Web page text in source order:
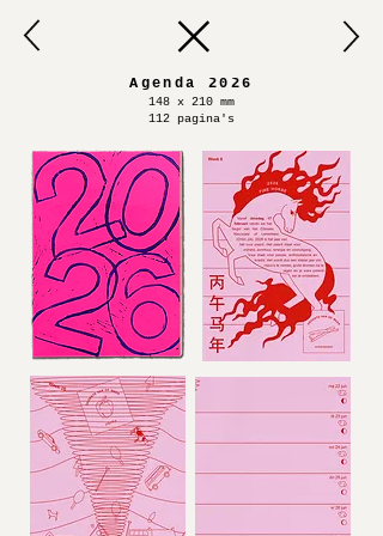
Agenda 2026
148 x 210 mm
112 pagina's